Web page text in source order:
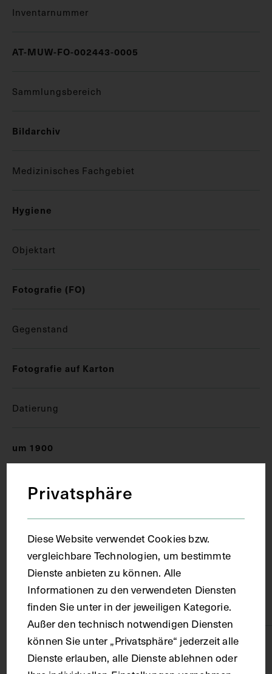
Inventarnummer
AT-MUW-FO-002443-0005
Sammlungsbereich
Bildarchiv
Medizinisches Fachgebiet
Hygiene
Objektart
Fotografie (FO)
Gegenstand
Fotografie auf Karton
Datierung
um 1900
Material
Karton
Technik
Privatsphäre
Diese Website verwendet Cookies bzw.
vergleichbare Technologien, um bestimmte
Dienste anbieten zu können. Alle
Informationen zu den verwendeten Diensten
finden Sie unter in der jeweiligen Kategorie.
Außer den technisch notwendigen Diensten
können Sie unter „Privatsphäre“ jederzeit alle
Dienste erlauben, alle Dienste ablehnen oder